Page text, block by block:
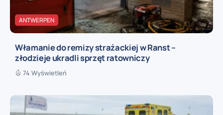
ANTWERPEN
Włamanie do remizy strażackiej w Ranst –
złodzieje ukradli sprzęt ratowniczy
74 Wyświetleń